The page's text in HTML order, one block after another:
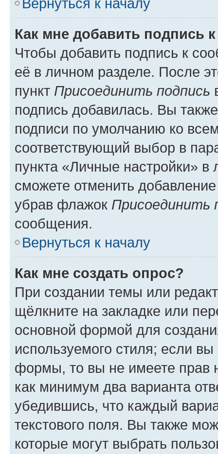
Как мне добавить подпись
Чтобы добавить подпись к
её в личном разделе. После
пункт Присоединить подпись
подпись добавилась. Вы
подписи по умолчанию ко
соответствующий выбор в
пункта «Личные настройки»
сможете отменить
убрав флажок Присоединить
сообщения.
Вернуться к началу
Как мне создать опрос?
При создании темы или
щёлкните на закладке или
основной формой для
используемого стиля; если
формы, то вы не имеете прав
как минимум два варианта
убедившись, что каждый
текстового поля. Вы также
которые могут выбрать